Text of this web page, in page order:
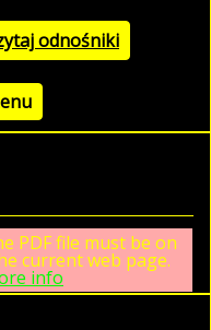
odnośniki
PDF file must be on
current web page.
info